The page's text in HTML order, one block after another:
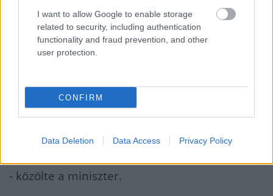
I want to allow Google to enable storage
related to security, including authentication
functionality and fraud prevention, and other
user protection.
CONFIRM
Data Deletion Data Access Privacy Policy
erdészetek munkatársai a terepen
mindent megtesznek a kritikus
infrastruktúra és természeti értékeink
azonban most mindannyiunk
felelősségteljes magatartása
- közölte a miniszter.